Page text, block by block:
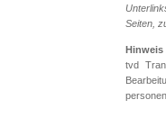
Seiten,
Hinweis
tvd